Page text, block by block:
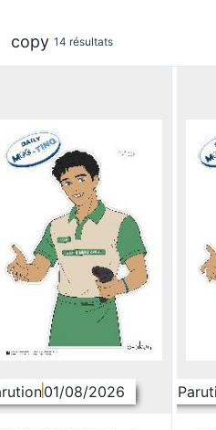
copy 14 résultats
01/08/2026